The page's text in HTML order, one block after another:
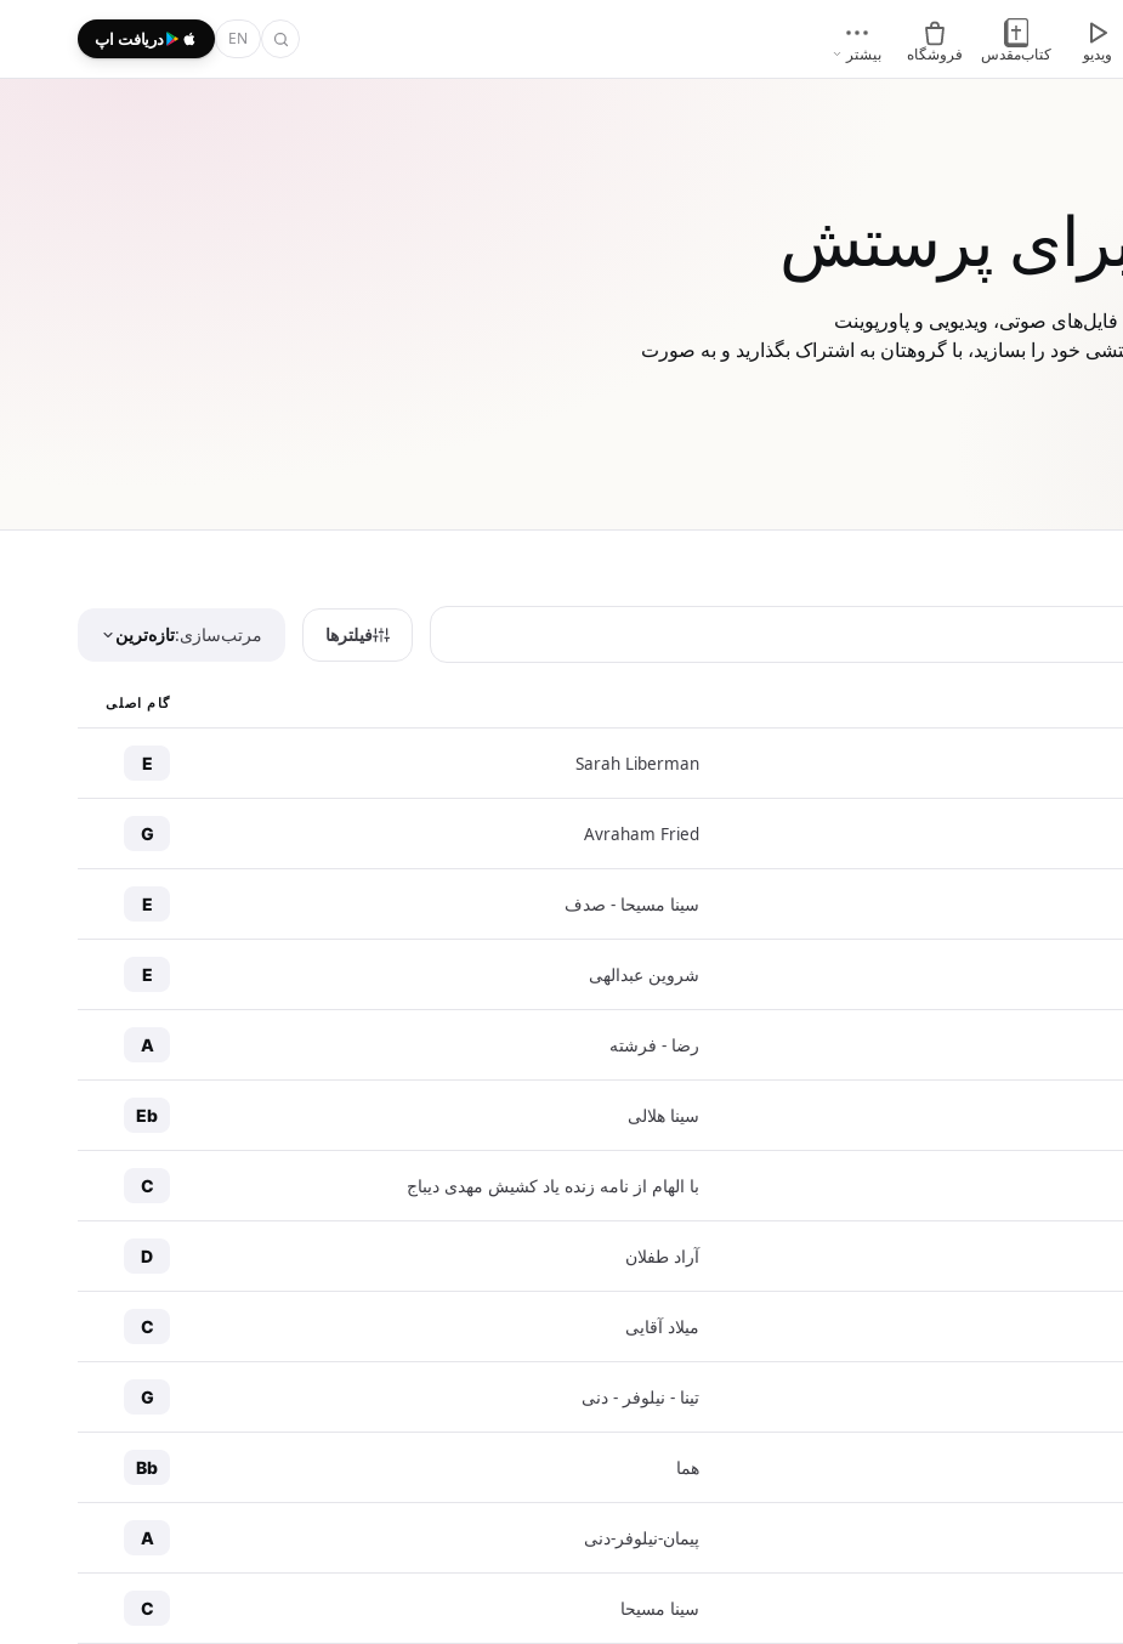
ویدیو کتاب‌مقدس فروشگاه بیشتر
EN دریافت اپ
برای پرستش
خود را بسازید، با گروهتان به اشتراک بگذارید و به صورت
فیلترها مرتب‌سازی:تازه‌ترین
گام اصلی
Sarah Liberman
E
Avraham Fried
G
سینا مسیحا - صدف E
شروین عبدالهی E
رضا - فرشته A
سینا هلالی Eb
با الهام از نامه زنده یاد کشیش مهدی دیباج C
آراد طفلان D
میلاد آقایی C
تینا - نیلوفر - دنی G
هما Bb
پیمان-نیلوفر-دنی A
سینا مسیحا C